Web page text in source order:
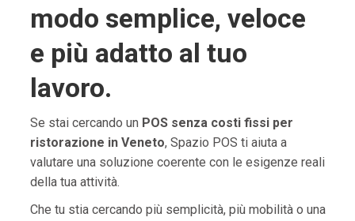
modo semplice, veloce
e più adatto al tuo
lavoro.
Se stai cercando un POS senza costi fissi per
ristorazione in Veneto, Spazio POS ti aiuta a
valutare una soluzione coerente con le esigenze reali
della tua attività.
Che tu stia cercando più semplicità, più mobilità o una